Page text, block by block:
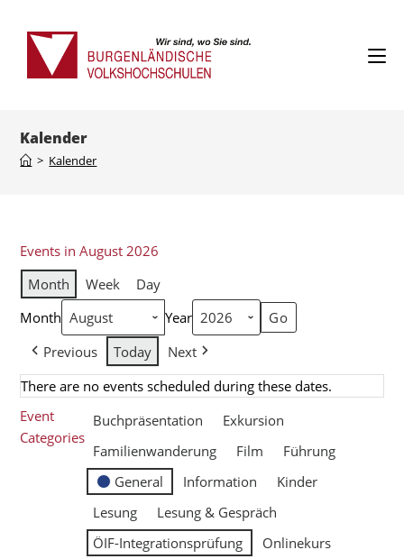
Kalender
> Kalender
Events in August 2026
Month
Week
Day
Month
Year
Previous
Today
Next
There are no events scheduled during these dates.
Event
Categories
Buchpräsentation
Exkursion
Familienwanderung
Film
Führung
General
Information
Kinder
Lesung
Lesung & Gespräch
ÖIF-Integrationsprüfung
Onlinekurs